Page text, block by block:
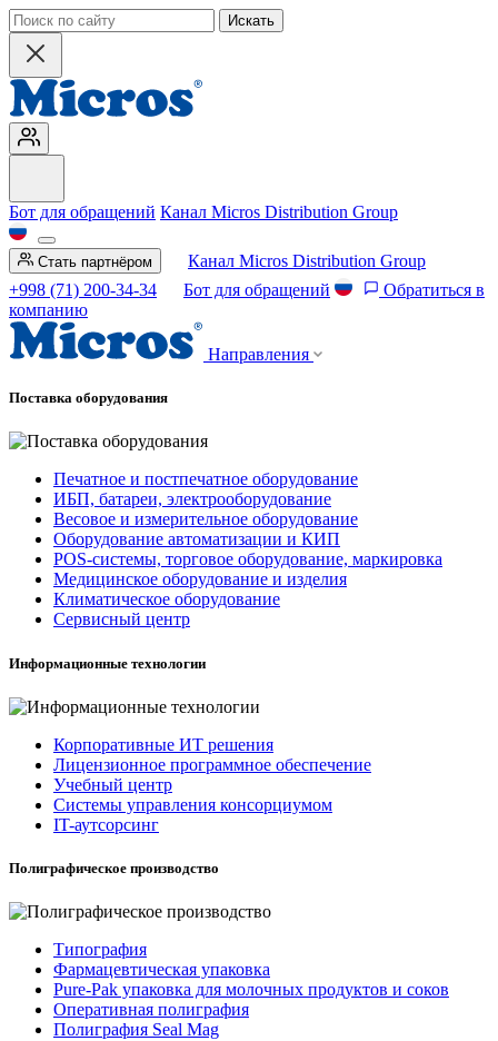
Искать
Бот для обращений Канал Micros Distribution Group
Стать партнёром
Канал Micros Distribution Group
+998 (71) 200-34-34
Бот для обращений
Обратиться в
компанию
Направления
Поставка оборудования
Печатное и постпечатное оборудование
ИБП, батареи, электрооборудование
Весовое и измерительное оборудование
Оборудование автоматизации и КИП
POS-системы, торговое оборудование, маркировка
Медицинское оборудование и изделия
Климатическое оборудование
Сервисный центр
Информационные технологии
Корпоративные ИТ решения
Лицензионное программное обеспечение
Учебный центр
Системы управления консорциумом
IT-аутсорсинг
Полиграфическое производство
Типография
Фармацевтическая упаковка
Pure-Pak упаковка для молочных продуктов и соков
Оперативная полиграфия
Полиграфия Seal Mag